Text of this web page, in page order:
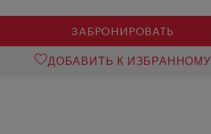
ЗАБРОНИРОВАТЬ
ДОБАВИТЬ К ИЗБРАННОМУ